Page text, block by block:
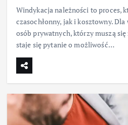
Windykacja należności to proces,
czasochłonny, jak i kosztowny.
osób prywatnych, którzy muszą
staje się pytanie o możliwość…